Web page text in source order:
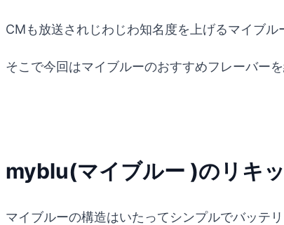
CMも放送されじわじわ知名度を上げるマイブ
そこで今回はマイブルーのおすすめフレーバー
myblu(マイブルー )のリキ
マイブルーの構造はいたってシンプルでバッテ